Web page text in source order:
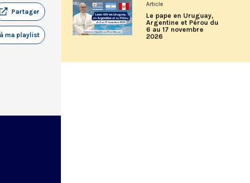
Partager
ma playlist
Article
Le pape en Uruguay,
Argentine et Pérou du
6 au 17 novembre
2026